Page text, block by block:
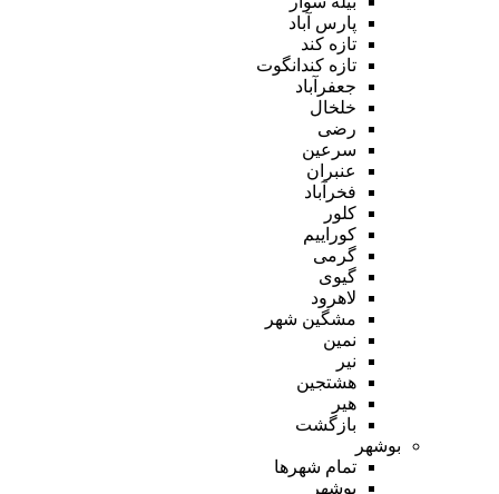
پارس آباد
تازه کند
تازه کندانگوت
جعفرآباد
خلخال
رضی
سرعین
عنبران
فخرآباد
کلور
کوراییم
گرمی
گیوی
لاهرود
مشگین شهر
نمین
نیر
هشتجین
هیر
بازگشت
بوشهر
تمام شهر‌ها
بوشهر